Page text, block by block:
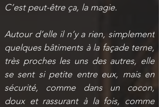
C’est peut-être ça, la magie.
Autour d’elle il n’y a rien, simplement
quelques bâtiments à la façade terne,
très proches les uns des autres, elle
se sent si petite entre eux, mais en
sécurité, comme dans un cocon,
doux et rassurant à la fois, comme